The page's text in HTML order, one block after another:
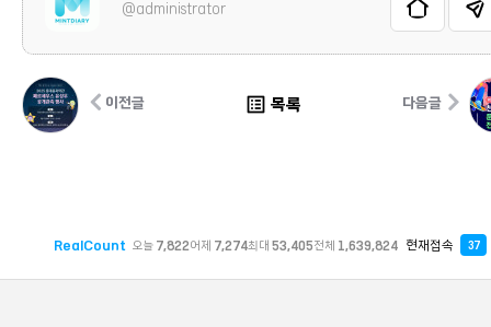
@administrator
이전글 list_alt 목록 다음글
RealCount 오늘 7,822어제 7,274최대 53,405전체 1,639,824 현재접속 37